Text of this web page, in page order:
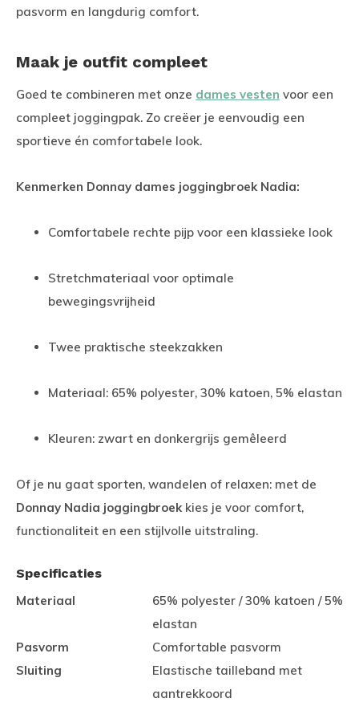
pasvorm en langdurig comfort.
Maak je outfit compleet
Goed te combineren met onze dames vesten voor een
compleet joggingpak. Zo creëer je eenvoudig een
sportieve én comfortabele look.
Kenmerken Donnay dames joggingbroek Nadia:
Comfortabele rechte pijp voor een klassieke look
Stretchmateriaal voor optimale
bewegingsvrijheid
Twee praktische steekzakken
Materiaal: 65% polyester, 30% katoen, 5% elastan
Kleuren: zwart en donkergrijs gemêleerd
Of je nu gaat sporten, wandelen of relaxen: met de
Donnay Nadia joggingbroekkies je voor comfort,
functionaliteit en een stijlvolle uitstraling.
Specificaties
Materiaal
65% polyester / 30% katoen / 5%
elastan
Pasvorm
Comfortable pasvorm
Sluiting
Elastische tailleband met
aantrekkoord